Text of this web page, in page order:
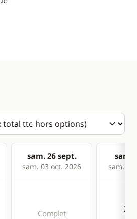
sam. 26 sept.
sam. 03 oct. 2026
sam.
sam. 10
Complet 2